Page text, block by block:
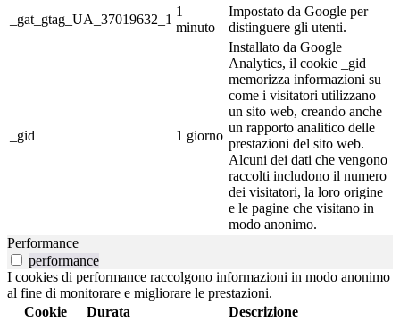
_gat_gtag_UA_37019632_1
1
minuto
Impostato da Google per
distinguere gli utenti.
_gid 1 giorno
Installato da Google
Analytics, il cookie _gid
memorizza informazioni su
come i visitatori utilizzano
un sito web, creando anche
un rapporto analitico delle
prestazioni del sito web.
Alcuni dei dati che vengono
raccolti includono il numero
dei visitatori, la loro origine
e le pagine che visitano in
modo anonimo.
Performance
performance
I cookies di performance raccolgono informazioni in modo anonimo
al fine di monitorare e migliorare le prestazioni.
Cookie
Durata Descrizione